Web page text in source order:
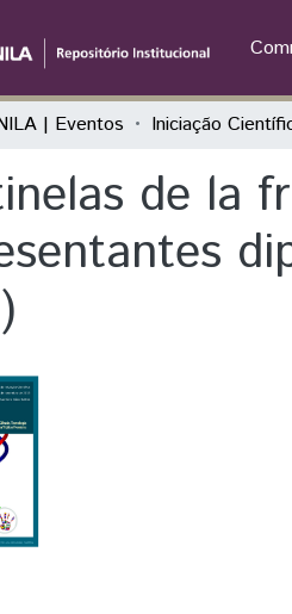
| Eventos
de la